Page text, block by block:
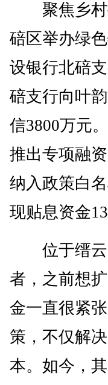
聚焦乡村
碚区举办绿
设银行北碚
碚支行向叶
信3800万元
推出专项融
纳入政策白
现贴息资金
位于缙云
者，之前想
金一直很紧
策，不仅解
本。如今，